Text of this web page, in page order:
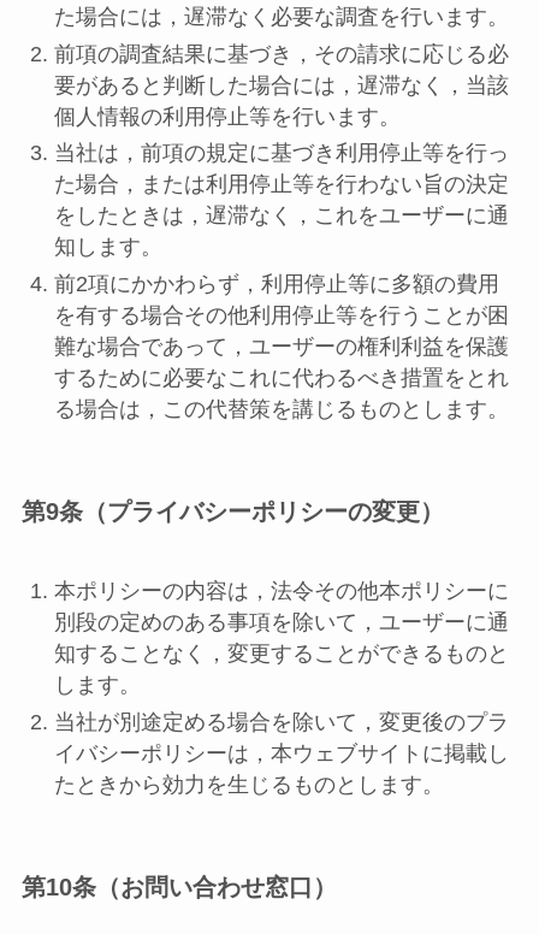
た場合には，遅滞なく必要な調査を行います。
前項の調査結果に基づき，その請求に応じる必
要があると判断した場合には，遅滞なく，当該
個人情報の利用停止等を行います。
当社は，前項の規定に基づき利用停止等を行っ
た場合，または利用停止等を行わない旨の決定
をしたときは，遅滞なく，これをユーザーに通
知します。
前2項にかかわらず，利用停止等に多額の費用
を有する場合その他利用停止等を行うことが困
難な場合であって，ユーザーの権利利益を保護
するために必要なこれに代わるべき措置をとれ
る場合は，この代替策を講じるものとします。
第9条（プライバシーポリシーの変更）
本ポリシーの内容は，法令その他本ポリシーに
別段の定めのある事項を除いて，ユーザーに通
知することなく，変更することができるものと
します。
当社が別途定める場合を除いて，変更後のプラ
イバシーポリシーは，本ウェブサイトに掲載し
たときから効力を生じるものとします。
第10条（お問い合わせ窓口）